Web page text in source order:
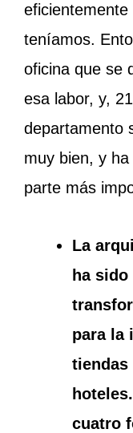
teníamos.
oficina que se
esa labor, y,
departamento
muy bien, y
parte más
La
ha
para la
tiendas
cuatro